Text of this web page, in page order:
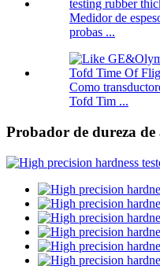
Medidor de
probas ...
Como
Tofd Tim ...
Probador de dureza